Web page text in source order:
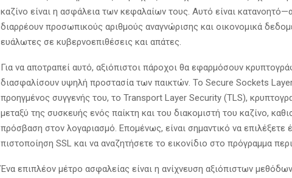
καζίνο είναι η ασφάλεια των κεφαλαίων τους. Αυτό είναι
διαρρέουν προσωπικούς αριθμούς αναγνώρισης και οικονομικά
ευάλωτες σε κυβερνοεπιθέσεις και απάτες.
Για να αποτραπεί αυτό, αξιόπιστοι πάροχοι θα εφαρμόσουν
διασφαλίσουν υψηλή προστασία των παικτών. Το Secure Sockets
προηγμένος συγγενής του, το Transport Layer Security (TLS),
μεταξύ της συσκευής ενός παίκτη και του διακομιστή του καζίνο,
πρόσβαση στον λογαριασμό. Επομένως, είναι σημαντικό να επιλέξετε
πιστοποίηση SSL και να αναζητήσετε το εικονίδιο στο πρόγραμμα
Ένα επιπλέον μέτρο ασφαλείας είναι η ανίχνευση αξιόπιστων